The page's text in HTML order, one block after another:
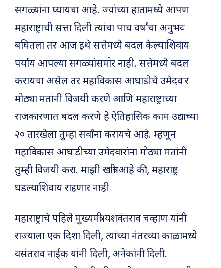
सगळ्यांना घ्यायचा आहे. ज्यांच्या हातामध्ये आपण
महाराष्ट्राची सत्ता दिली त्यांचा पाच वर्षांचा अनुभव
बघितला तर आज इथे सत्तेमध्ये बदल केल्याशिवाय
पर्याय आपल्या सगळ्यांसमोर नाही. सत्तेमध्ये बदल
करायचा असेल तर महाविकास आघाडीचे उमेदवार
मोठ्या मतांनी विजयी करणे आणि महाराष्ट्राच्या
राजकारणात बदल करणे हे ऐतिहासिक काम उद्याच्या
२० तारखेला तुम्हा सर्वांना करायचे आहे. म्हणून
महाविकास आघाडीच्या उमेदवारांना मोठ्या मतांनी
तुम्ही विजयी करा. माझी खात्री आहे की, महाराष्ट्र
घडल्याशिवाय राहणार नाही.
महाराष्ट्राचे पहिले मुख्यमंत्री यशवंतराव चव्हाण यांनी
राज्याला एक दिशा दिली, त्यांच्या नंतरच्या काळामध्ये
वसंतराव नाईक यांनी दिली, अनेकांनी दिली.